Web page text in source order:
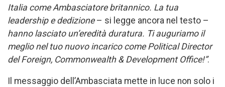
Italia come Ambasciatore britannico. La tua
leadership e dedizione – si legge ancora nel testo –
hanno lasciato un’eredità duratura. Ti auguriamo il
meglio nel tuo nuovo incarico come Political Director
del Foreign, Commonwealth & Development Office!”.
Il messaggio dell’Ambasciata mette in luce non solo i